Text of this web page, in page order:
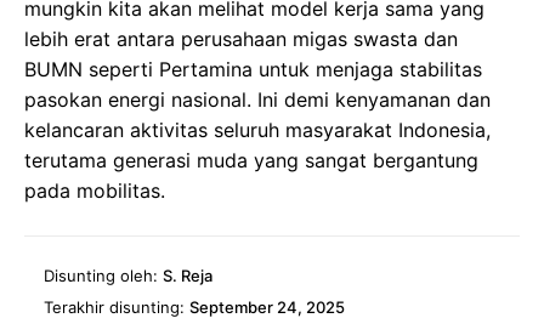
mungkin kita akan melihat model kerja sama yang
lebih erat antara perusahaan migas swasta dan
BUMN seperti Pertamina untuk menjaga stabilitas
pasokan energi nasional. Ini demi kenyamanan dan
kelancaran aktivitas seluruh masyarakat Indonesia,
terutama generasi muda yang sangat bergantung
pada mobilitas.
Disunting oleh: S. Reja
Terakhir disunting: September 24, 2025